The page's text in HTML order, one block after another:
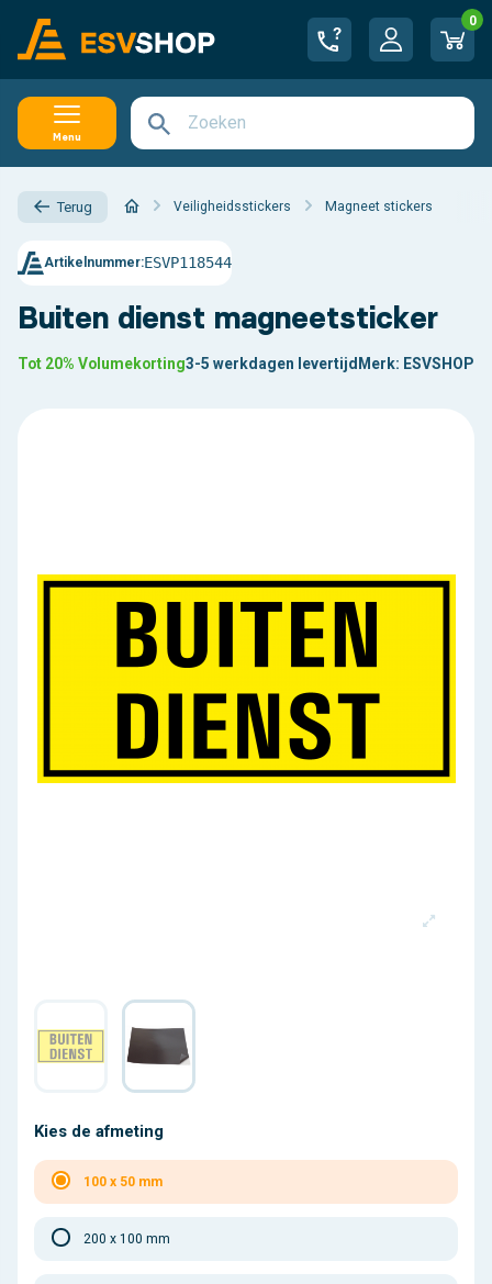
0
Menu
Terug Veiligheidsstickers Magneet stickers
Buiten dienst magneetsticker
Artikelnummer:ESVP118544
Tot 20% Volumekorting3-5 werkdagen levertijd Merk: ESVSHOP
Kies de afmeting
100 x 50 mm
200 x 100 mm